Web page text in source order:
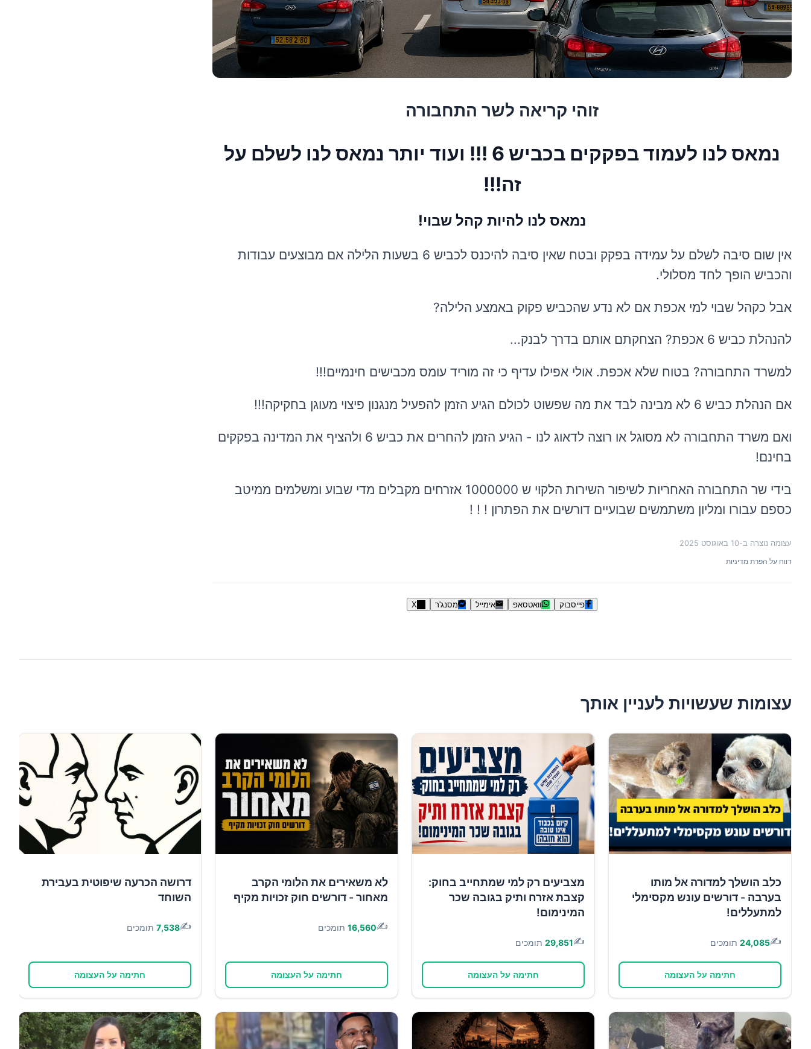
זוהי קריאה לשר התחבורה
נמאס לנו לעמוד בפקקים בכביש 6 !!! ועוד יותר נמאס לנו לשלם על
זה!!!
נמאס לנו להיות קהל שבוי!
אין שום סיבה לשלם על עמידה בפקק ובטח שאין סיבה להיכנס לכביש 6 בשעות הלילה אם מבוצעים עבודות
והכביש הופך לחד מסלולי.
אבל כקהל שבוי למי אכפת אם לא נדע שהכביש פקוק באמצע הלילה?
להנהלת כביש 6 אכפת? הצחקתם אותם בדרך לבנק...
למשרד התחבורה? בטוח שלא אכפת. אולי אפילו עדיף כי זה מוריד עומס מכבישים חינמיים!!!
אם הנהלת כביש 6 לא מבינה לבד את מה שפשוט לכולם הגיע הזמן להפעיל מנגנון פיצוי מעוגן בחקיקה!!!
ואם משרד התחבורה לא מסוגל או רוצה לדאוג לנו - הגיע הזמן להחרים את כביש 6 ולהציף את המדינה בפקקים
בחינם!
בידי שר התחבורה האחריות לשיפור השירות הלקוי ש 1000000 אזרחים מקבלים מדי שבוע ומשלמים ממיטב
כספם עבורו ומליון משתמשים שבועיים דורשים את הפתרון ! ! !
עצומה נוצרה ב-10 באוגוסט 2025
דווח על הפרת מדיניות
פייסבוק וואטסאפ אימייל מסנג'ר X
עצומות שעשויות לעניין אותך
כלב הושלך למדורה אל מותו
בערבה - דורשים עונש מקסימלי
למתעללים!
✍️
24,085 תומכים
חתימה על העצומה
מצביעים רק למי שמתחייב בחוק:
קצבת אזרח ותיק בגובה שכר
המינימום!
✍️
29,851 תומכים
חתימה על העצומה
לא משאירים את הלומי הקרב
מאחור - דורשים חוק זכויות מקיף
✍️
16,560 תומכים
חתימה על העצומה
דרושה הכרעה שיפוטית בעבירת
השוחד
✍️
7,538 תומכים
חתימה על העצומה